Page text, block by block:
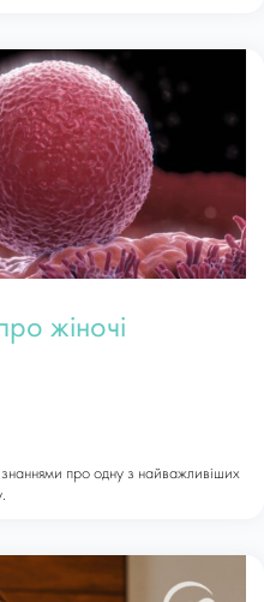
жіночі
про одну з найважливіших